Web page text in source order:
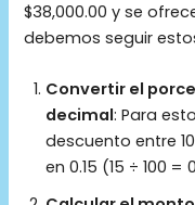
$38,000.00 y se
debemos seguir
Convertir el
decimal: Para
descuento entre
en 0.15 (15 ÷ 100 =